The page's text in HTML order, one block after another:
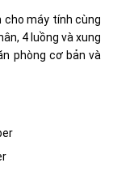
cho máy tính cùng
4 luồng và xung
phòng cơ bản và